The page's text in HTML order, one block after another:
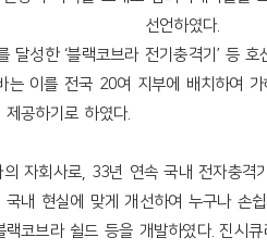
선언하였다.
달성한‘블랙코브라 전기충격기’ 등 호
는 이를 전국 20여 지부에 배치하여 가
제공하기로 하였다.
자회사로 , 33년 연속 국내 전자충격
내 현실에 맞게 개선하여 누구나 손
코브라 쉴드 등을 개발하였다.진시